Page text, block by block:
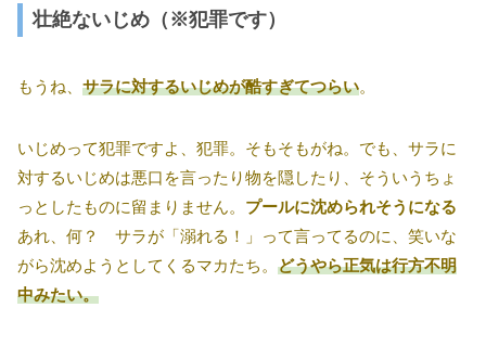
壮絶ないじめ（※犯罪です）
もうね、 サラに対するいじめが酷すぎてつらい。
いじめって犯罪ですよ、犯罪。そもそもがね。でも、サラに
対するいじめは悪口を言ったり物を隠したり、そういうちょ
っとしたものに留まりません。 プールに沈められそうになる
あれ、何？ サラが「溺れる！」って言ってるのに、笑いな
がら沈めようとしてくるマカたち。 どうやら正気は行方不明
中みたい。